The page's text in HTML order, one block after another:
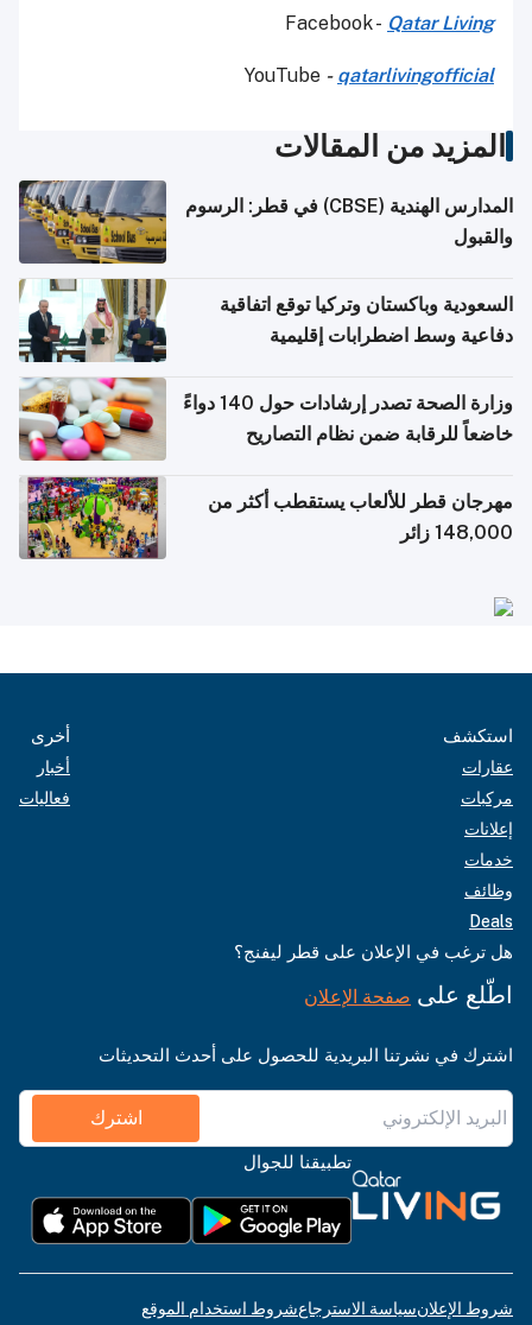
Facebook - Qatar Living
YouTube - qatarlivingofficial
المزيد من المقالات
المدارس الهندية (CBSE) في قطر: الرسوم
والقبول
السعودية وباكستان وتركيا توقع اتفاقية
دفاعية وسط اضطرابات إقليمية
وزارة الصحة تصدر إرشادات حول 140 دواءً
خاضعاً للرقابة ضمن نظام التصاريح
مهرجان قطر للألعاب يستقطب أكثر من
148,000 زائر
استكشف
عقارات
مركبات
إعلانات
خدمات
وظائف
Deals
أخرى
أخبار
فعاليات
هل ترغب في الإعلان على قطر ليفنج؟
اطّلع على صفحة الإعلان
اشترك في نشرتنا البريدية للحصول على أحدث التحديثات
اشترك
تطبيقنا للجوال
شروط الإعلانسياسة الاسترجاعشروط استخدام الموقع